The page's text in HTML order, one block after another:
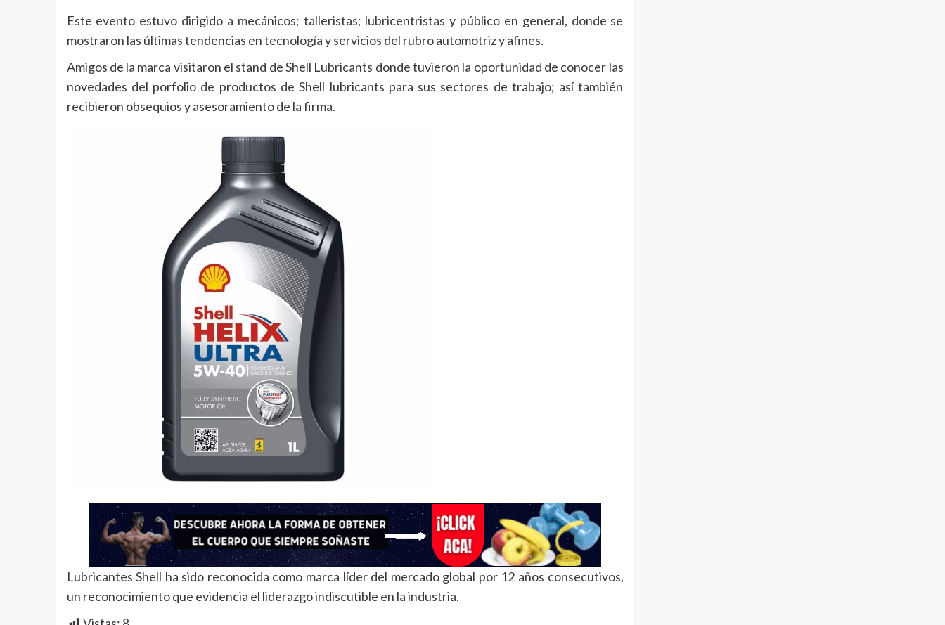
Este evento estuvo dirigido a mecánicos; talleristas; lubricentristas y público en general, donde se
mostraron las últimas tendencias en tecnología y servicios del rubro automotriz y afines.
Amigos de la marca visitaron el stand de Shell Lubricants donde tuvieron la oportunidad de conocer las
novedades del porfolio de productos de Shell lubricants para sus sectores de trabajo; así también
recibieron obsequios y asesoramiento de la firma.
Lubricantes Shell ha sido reconocida como marca líder del mercado global por 12 años consecutivos,
un reconocimiento que evidencia el liderazgo indiscutible en la industria.